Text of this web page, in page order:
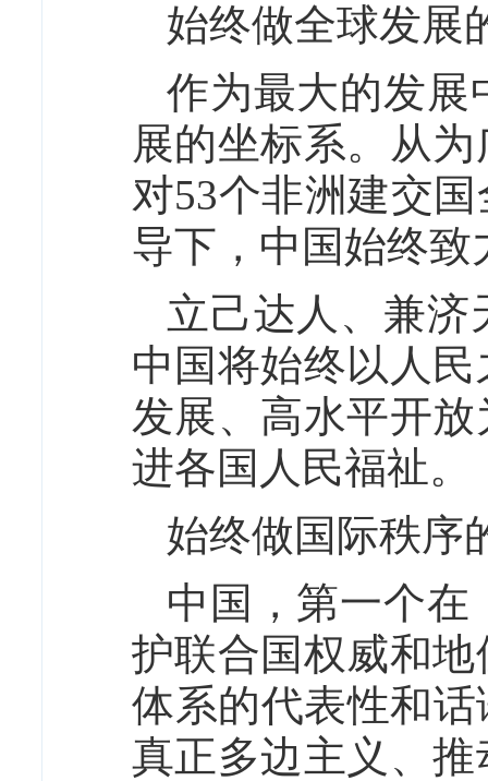
始终做全球发
作为最大的发展
展的坐标系。从
对53个非洲建交
导下，中国始终
立己达人、兼济
中国将始终以人
发展、高水平开
进各国人民福祉。
始终做国际秩
中国，第一个在
护联合国权威和
体系的代表性和
真正多边主义、